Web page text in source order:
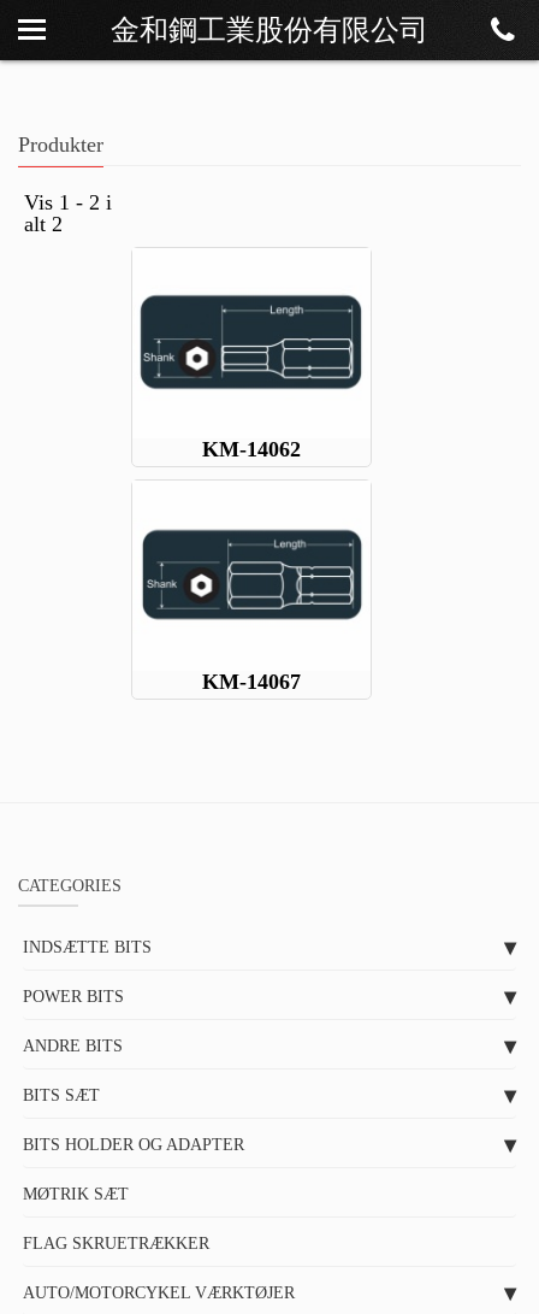
金和鋼工業股份有限公司
Om os
Kontakt
Produkter
Vis 1 - 2 i
alt 2
KM-14062
KM-14067
CATEGORIES
INDSÆTTE BITS
POWER BITS
ANDRE BITS
BITS SÆT
BITS HOLDER OG ADAPTER
MØTRIK SÆT
FLAG SKRUETRÆKKER
AUTO/MOTORCYKEL VÆRKTØJER